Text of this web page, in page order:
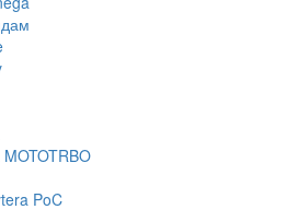
PoC